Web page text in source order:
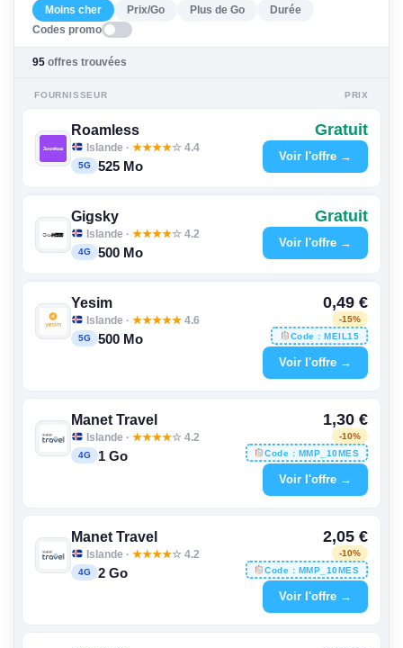
Moins cher Prix/Go Plus de Go
Durée
Codes promo
95 offres trouvées
FOURNISSEUR PRIX
Roamless
Islande · ★★★★☆ 4.4
5G 525 Mo
Gratuit
Voir l'offre →
Gigsky
Islande · ★★★★☆ 4.2
4G 500 Mo
Gratuit
Voir l'offre →
Yesim
Islande · ★★★★★4.6
5G 500 Mo
0,49 €
-15%
Code : MEIL15
Voir l'offre →
Manet Travel
Islande · ★★★★☆ 4.2
4G 1 Go
1,30 €
-10%
Code : MMP_10MES
Voir l'offre →
Manet Travel
Islande · ★★★★☆ 4.2
4G 2 Go
2,05 €
-10%
Code : MMP_10MES
Voir l'offre →